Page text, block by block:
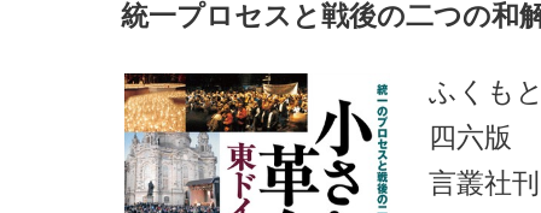
統一プロセスと戦後の二つの和
ふくも
四六版
言叢社刊